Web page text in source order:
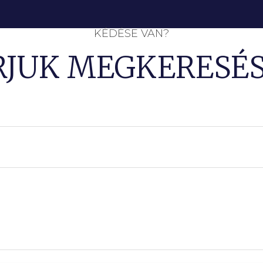
KÉDÉSE VAN?